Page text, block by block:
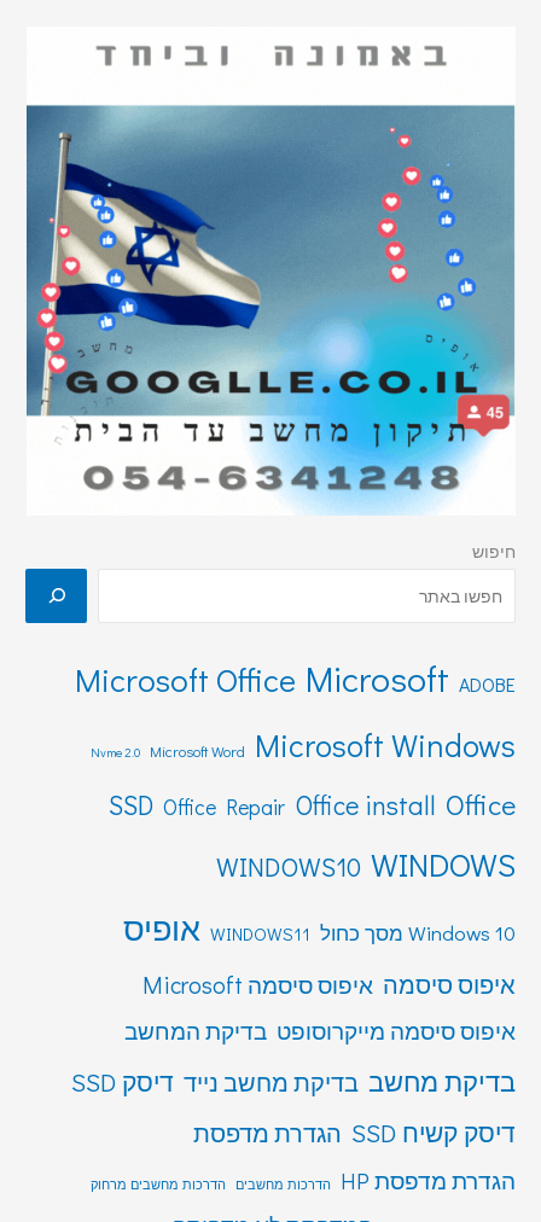
חיפוש
ADOBE
Microsoft
Microsoft Office
Microsoft Windows
Microsoft Word
Nvme 2.0
Office
Office install
Office Repair
SSD
WINDOWS
WINDOWS10
Windows 10 מסך כחול WINDOWS11 אופיס
איפוס סיסמה איפוס סיסמה Microsoft
איפוס סיסמה מייקרוסופט בדיקת המחשב
בדיקת מחשב בדיקת מחשב נייד דיסק SSD
דיסק קשיח SSD
הגדרת מדפסת
הגדרת מדפסת HP הדרכות מחשבים הדרכות מחשבים מרחוק